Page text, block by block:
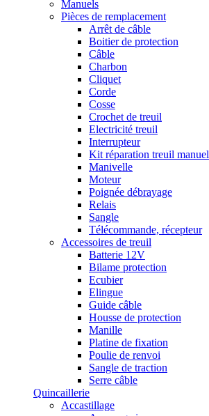
Manuels
Pièces de remplacement
Arrêt de câble
Boitier de protection
Câble
Charbon
Cliquet
Corde
Cosse
Crochet de treuil
Electricité treuil
Interrupteur
Kit réparation treuil manuel
Manivelle
Moteur
Poignée débrayage
Relais
Sangle
Télécommande, récepteur
Accessoires de treuil
Batterie 12V
Bilame protection
Ecubier
Elingue
Guide câble
Housse de protection
Manille
Platine de fixation
Poulie de renvoi
Sangle de traction
Serre câble
Quincaillerie
Accastillage